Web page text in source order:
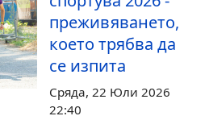
преживяването,
което трябва да
се изпита
Сряда, 22 Юли 2026
22:40